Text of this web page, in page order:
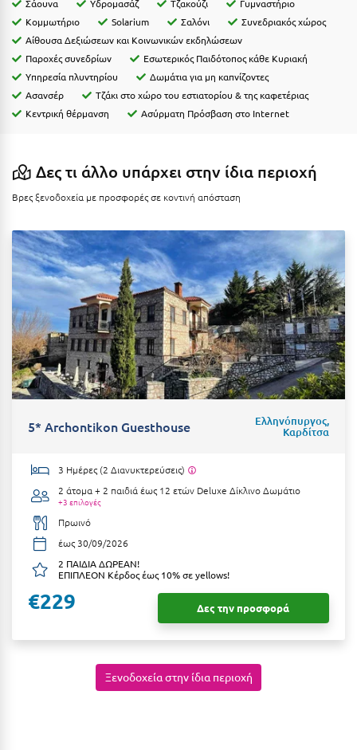
Κυπαρισσία
Κύπρος
Κως
Λ
Λακόπετρα Αχαΐας
Λασίθι
Λεπτοκαρυά
Λέσβος
Λευκάδα
Λήμνος
Λίμνη Πλαστήρα
Λιτόχωρο
Λουτράκι
Λούτσα
Μαραθώνας Αττικής
Σάουνα
Yδρομασάζ Τζακούζι
Γυμναστήριο
Κομμωτήριο
Solarium Σαλόνι
Συνεδριακός χώρος
Αίθουσα Δεξιώσεων και Κοινωνικών εκδηλώσεων
Παροχές συνεδρίων
Εσωτερικός Παιδότοπος κάθε Κυριακή
Υπηρεσία πλυντηρίου
Δωμάτια για μη καπνίζοντες
Ασανσέρ
Τζάκι στο χώρο του εστιατορίου & της καφετέριας
Κεντρική θέρμανση
Ασύρματη Πρόσβαση στο Internet
Δες τι άλλο υπάρχει στην ίδια περιοχή
Βρες ξενοδοχεία με προσφορές σε κοντινή απόσταση
5* Archontikon Guesthouse Ελληνόπυργος,
Καρδίτσα
3 Ημέρες (2 Διανυκτερεύσεις)
2 άτομα + 2 παιδιά έως 12 ετών Deluxe Δίκλινο Δωμάτιο
+3 επιλογές
Πρωινό
έως 30/09/2026
2 ΠΑΙΔΙΑ ΔΩΡΕΑΝ!
ΕΠΙΠΛΕΟΝ Κέρδος έως 10% σε yellows!
€229 Δες την προσφορά
Ξενοδοχεία στην ίδια περιοχή